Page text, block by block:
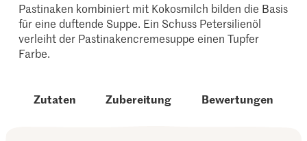
Pastinaken kombiniert mit Kokosmilch bilden die Basis
für eine duftende Suppe. Ein Schuss Petersilienöl
verleiht der Pastinakencremesuppe einen Tupfer
Farbe.
Zutaten Zubereitung Bewertungen